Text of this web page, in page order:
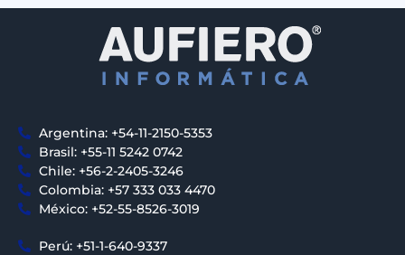
Argentina: +54-11-2150-5353
Brasil: +55-11 5242 0742
Chile: +56-2-2405-3246
Colombia: +57 333 033 4470
México: +52-55-8526-3019
Perú: +51-1-640-9337